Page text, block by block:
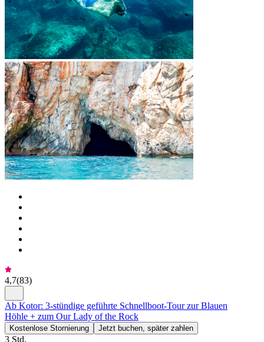
4,7(83)
Ab Kotor: 3-stündige geführte Schnellboot-Tour zur Blauen
Höhle + zum Our Lady of the Rock
Kostenlose Stornierung Jetzt buchen, später zahlen
3 Std.